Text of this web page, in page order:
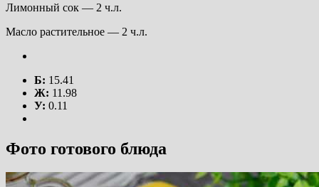
Лимонный сок — 2 ч.л.
Масло растительное — 2 ч.л.
Б: 15.41
Ж: 11.98
У: 0.11
Фото готового блюда